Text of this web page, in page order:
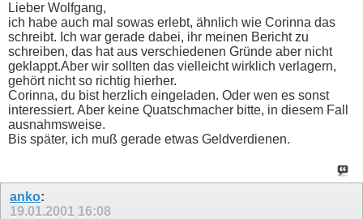
Lieber Wolfgang,
ich habe auch mal sowas erlebt, ähnlich wie Corinna das
schreibt. Ich war gerade dabei, ihr meinen Bericht zu
schreiben, das hat aus verschiedenen Gründe aber nicht
geklappt.Aber wir sollten das vielleicht wirklich verlagern,
gehört nicht so richtig hierher.
Corinna, du bist herzlich eingeladen. Oder wen es sonst
interessiert. Aber keine Quatschmacher bitte, in diesem Fall
ausnahmsweise.
Bis später, ich muß gerade etwas Geldverdienen.
anko:
19.01.2001 16:08